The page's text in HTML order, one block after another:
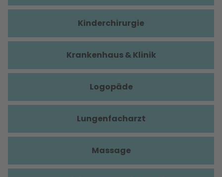
Kinderchirurgie
Krankenhaus & Klinik
Logopäde
Lungenfacharzt
Massage